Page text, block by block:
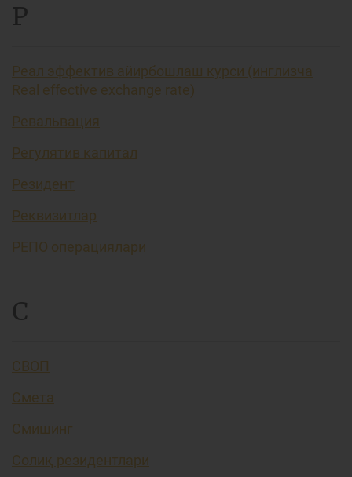
Р
Реал эффектив айирбошлаш курси (инглизча
Real effective exchange rate)
Ревальвация
Регулятив капитал
Резидент
Реквизитлар
РЕПО операциялари
С
СВОП
Смета
Смишинг
Солиқ резидентлари